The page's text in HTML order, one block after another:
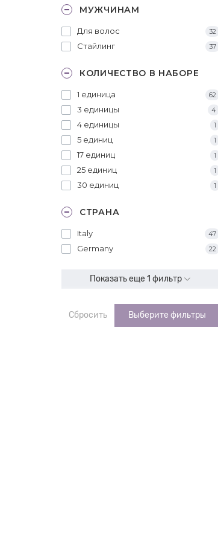
МУЖЧИНАМ
Для волос 32
Стайлинг 37
КОЛИЧЕСТВО В НАБОРЕ
1 единица 62
3 единицы 4
4 единицы 1
5 единиц 1
17 единиц 1
25 единиц 1
30 единиц 1
СТРАНА
Italy 47
Germany 22
Показать еще 1 фильтр
Сбросить Выберите фильтры